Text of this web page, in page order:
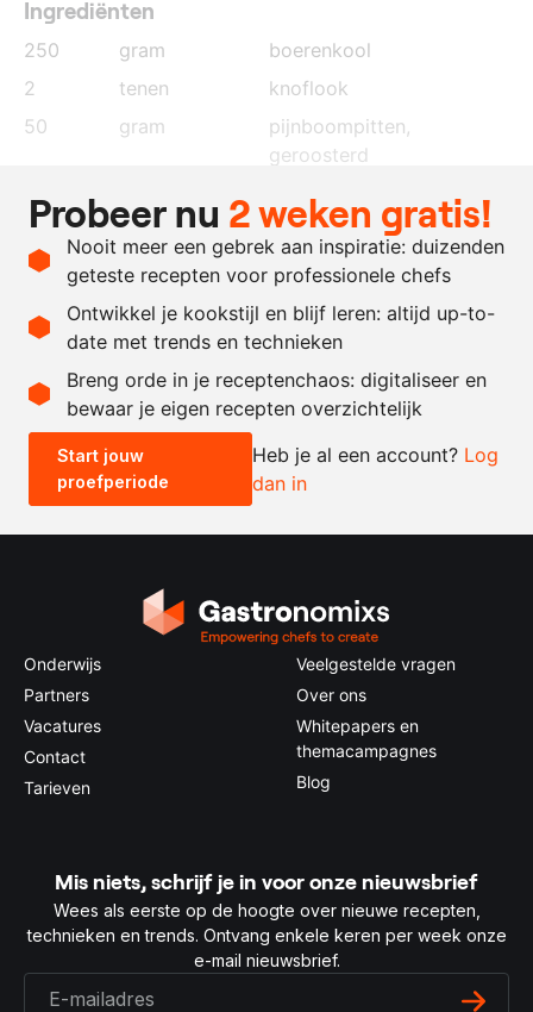
Ingrediënten
250 gram
boerenkool
2
tenen
knoflook
50
gram pijnboompitten
geroosterd
300
ml.
extra vierge olijfolie
naar
zout
Recept omrekenen
- +
0.5x 1x 2x
Probeer nu 2 weken gratis!
Nooit meer een gebrek aan inspiratie: duizenden
geteste recepten voor professionele chefs
Ontwikkel je kookstijl en blijf leren: altijd up-to-
date met trends en technieken
Breng orde in je receptenchaos: digitaliseer en
bewaar je eigen recepten overzichtelijk
Start jouw
proefperiode
Heb je al een account? Log
dan in
Onderwijs
Partners
Vacatures
Contact
Tarieven
Veelgestelde vragen
Over ons
Whitepapers en
themacampagnes
Blog
Mis niets, schrijf je in voor onze nieuwsbrief
Wees als eerste op de hoogte over nieuwe recepten,
technieken en trends. Ontvang enkele keren per week onze
e-mail nieuwsbrief.